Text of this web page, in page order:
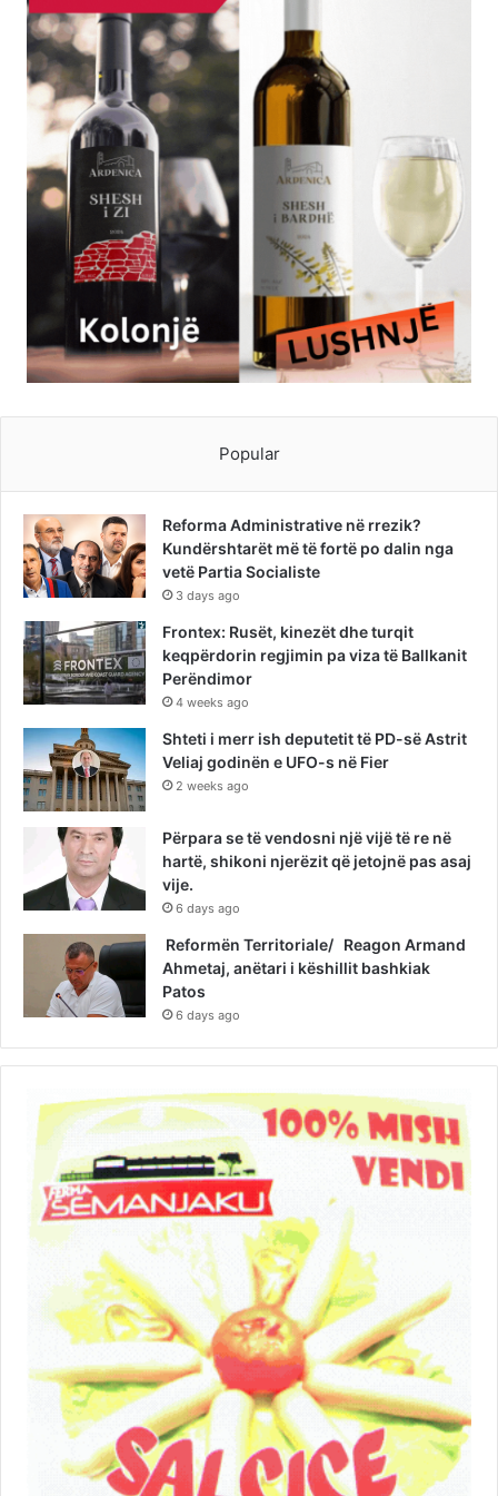
Popular
Reforma Administrative në rrezik?
Kundërshtarët më të fortë po dalin nga
vetë Partia Socialiste
3 days ago
Frontex: Rusët, kinezët dhe turqit
keqpërdorin regjimin pa viza të Ballkanit
Perëndimor
4 weeks ago
Shteti i merr ish deputetit të PD-së Astrit
Veliaj godinën e UFO-s në Fier
2 weeks ago
Përpara se të vendosni një vijë të re në
hartë, shikoni njerëzit që jetojnë pas asaj
vije.
6 days ago
Reformën Territoriale/ Reagon Armand
Ahmetaj, anëtari i këshillit bashkiak
Patos
6 days ago